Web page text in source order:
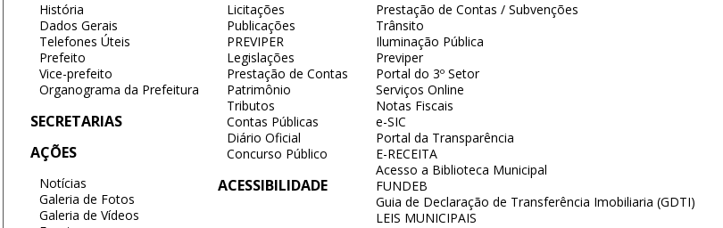
História
Dados Gerais
Telefones Úteis
Prefeito
Vice-prefeito
Organograma da Prefeitura
SECRETARIAS
AÇÕES
Notícias
Galeria de Fotos
Galeria de Vídeos
Licitações
Publicações
PREVIPER
Legislações
Prestação de Contas
Patrimônio
Tributos
Contas Públicas
Diário Oficial
Concurso Público
ACESSIBILIDADE
Prestação de Contas / Subvenções
Trânsito
Iluminação Pública
Previper
Portal do 3º Setor
Serviços Online
Notas Fiscais
e-SIC
Portal da Transparência
E-RECEITA
Acesso a Biblioteca Municipal
FUNDEB
Guia de Declaração de Transferência Imobiliaria (GDTI)
LEIS MUNICIPAIS